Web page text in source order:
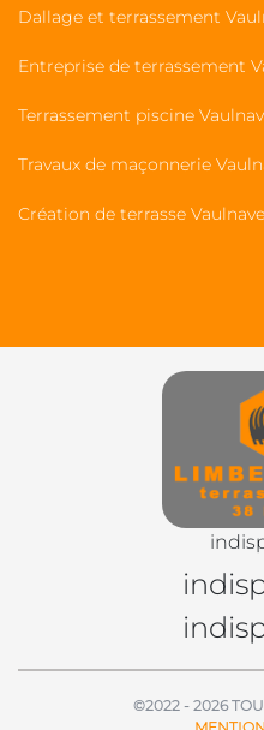
Dallage et terrassement
Entreprise de terrassement
Terrassement piscine
Travaux de maçonnerie
Création de terrasse
©2022 - 2026